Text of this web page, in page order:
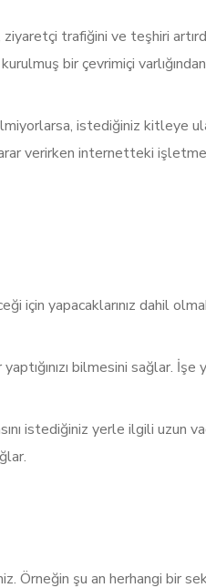
trafiğini ve teşhiri
bir çevrimiçi
istediğiniz kitleye
verirken internetteki
için yapacaklarınız dahil
bilmesini sağlar. İşe
istediğiniz yerle ilgili uzun
Örneğin şu an herhangi bir